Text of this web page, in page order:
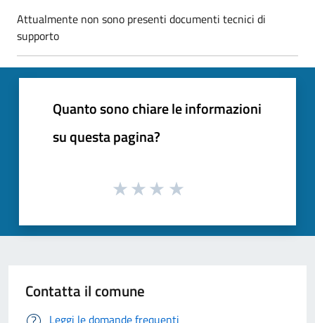
Attualmente non sono presenti documenti tecnici di
supporto
Quanto sono chiare le informazioni
su questa pagina?
Contatta il comune